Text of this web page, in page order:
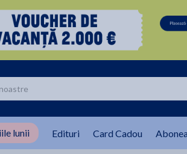
lunii Edituri Card Cadou